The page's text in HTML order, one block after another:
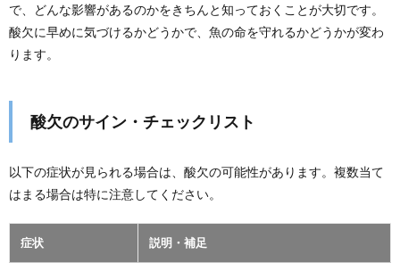
で、どんな影響があるのかをきちんと知っておくことが大切です。
酸欠に早めに気づけるかどうかで、魚の命を守れるかどうかが変わ
ります。
酸欠のサイン・チェックリスト
以下の症状が見られる場合は、酸欠の可能性があります。複数当て
はまる場合は特に注意してください。
症状 説明・補足